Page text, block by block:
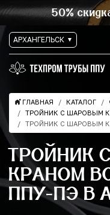
50%
АРХАНГЕЛЬСК
ГЛАВНАЯ КАТАЛОГ
ТРОЙНИК С ШАРОВЫМ
ТРОЙНИК С ШАРОВЫМ
ТРОЙНИК
КРАНОМ
ППУ-ПЭ В